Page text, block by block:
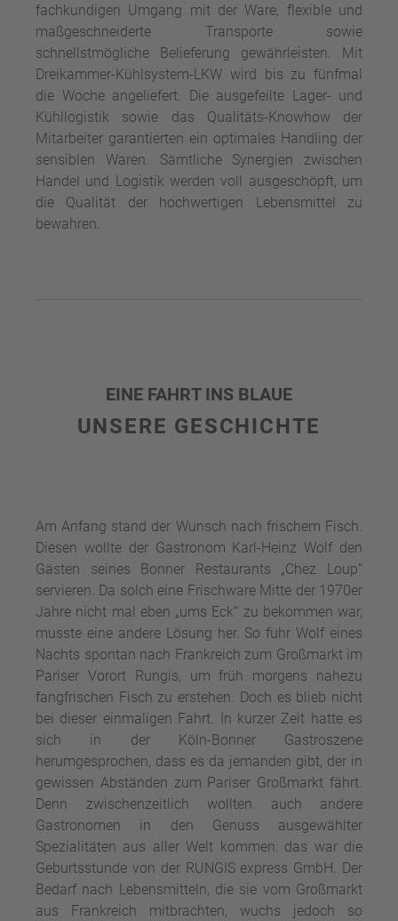
fachkundigen Umgang mit der Ware, flexible und
maßgeschneiderte Transporte sowie
schnellstmögliche Belieferung gewährleisten. Mit
Dreikammer-Kühlsystem-LKW wird bis zu fünfmal
die Woche angeliefert. Die ausgefeilte Lager- und
Kühllogistik sowie das Qualitäts-Knowhow der
Mitarbeiter garantierten ein optimales Handling der
sensiblen Waren. Sämtliche Synergien zwischen
Handel und Logistik werden voll ausgeschöpft, um
die Qualität der hochwertigen Lebensmittel zu
bewahren.
EINE FAHRT INS BLAUE
UNSERE GESCHICHTE
Am Anfang stand der Wunsch nach frischem Fisch.
Diesen wollte der Gastronom Karl-Heinz Wolf den
Gästen seines Bonner Restaurants „Chez Loup“
servieren. Da solch eine Frischware Mitte der 1970er
Jahre nicht mal eben „ums Eck“ zu bekommen war,
musste eine andere Lösung her. So fuhr Wolf eines
Nachts spontan nach Frankreich zum Großmarkt im
Pariser Vorort Rungis, um früh morgens nahezu
fangfrischen Fisch zu erstehen. Doch es blieb nicht
bei dieser einmaligen Fahrt. In kurzer Zeit hatte es
sich in der Köln-Bonner Gastroszene
herumgesprochen, dass es da jemanden gibt, der in
gewissen Abständen zum Pariser Großmarkt fährt.
Denn zwischenzeitlich wollten auch andere
Gastronomen in den Genuss ausgewählter
Spezialitäten aus aller Welt kommen: das war die
Geburtsstunde von der RUNGIS express GmbH. Der
Bedarf nach Lebensmitteln, die sie vom Großmarkt
aus Frankreich mitbrachten, wuchs jedoch so